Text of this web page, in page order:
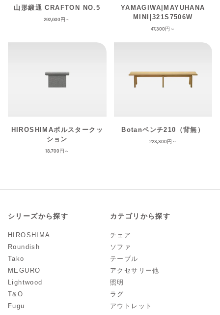
山形緞通 CRAFTON NO.5
292,600
YAMAGIWA|MAYUHANA
MINI|321S7506W
47,300
HIROSHIMAボルスタークッ
ション
18,700
Botanベンチ210（背無）
223,300
シリーズから探す
HIROSHIMA
Roundish
Tako
MEGURO
Lightwood
T&O
Fugu
カテゴリから探す
チェア
ソファ
テーブル
アクセサリー他
照明
ラグ
アウトレット